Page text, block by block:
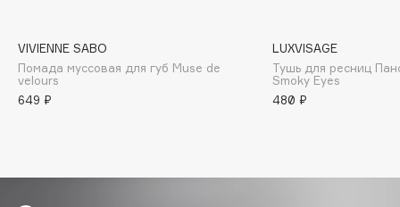
Bvlgari
by TERRY
VIVIENNE SABO
Помада муссовая для губ Muse de
velours
649 ₽
LUXVISAGE
Тушь для ресниц
Smoky Eyes
480 ₽